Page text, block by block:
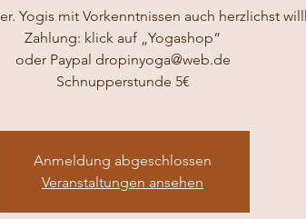
Yogis mit Vorkenntnissen auch herzlichst
Zahlung: klick auf „Yogashop“
oder Paypal dropinyoga@web.de
Schnupperstunde 5€
Anmeldung abgeschlossen
Veranstaltungen ansehen